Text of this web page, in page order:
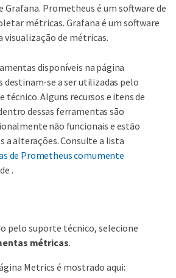
Grafana. Prometheus é um software de
métricas. Grafana é um software
visualização de métricas.
disponíveis na página
destinam-se a ser utilizadas pelo
técnico. Alguns recursos e itens de
dessas ferramentas são
não funcionais e estão
a alterações. Consulte a lista
de Prometheus comumente
de .
pelo suporte técnico, selecione
métricas.
Metrics é mostrado aqui: